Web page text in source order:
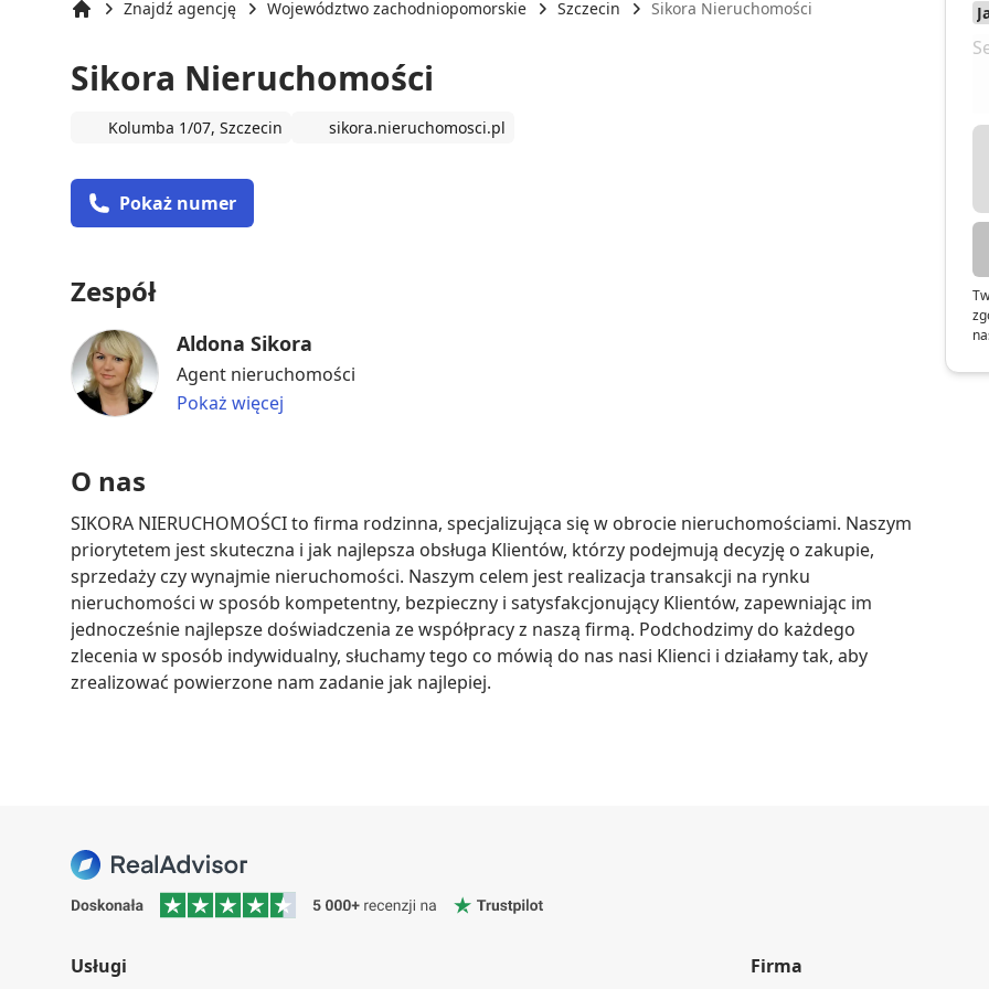
Znajdź agencję Województwo zachodniopomorskie Szczecin Sikora Nieruchomości
Sikora Nieruchomości
Kolumba 1/07, Szczecin sikora.nieruchomosci.pl
Pokaż numer
Zespół
Aldona Sikora
Agent nieruchomości
Pokaż więcej
O nas
SIKORA NIERUCHOMOŚCI to firma rodzinna, specjalizująca się w obrocie nieruchomościami. Naszym
priorytetem jest skuteczna i jak najlepsza obsługa Klientów, którzy podejmują decyzję o zakupie,
sprzedaży czy wynajmie nieruchomości. Naszym celem jest realizacja transakcji na rynku
nieruchomości w sposób kompetentny, bezpieczny i satysfakcjonujący Klientów, zapewniając im
jednocześnie najlepsze doświadczenia ze współpracy z naszą firmą. Podchodzimy do każdego
zlecenia w sposób indywidualny, słuchamy tego co mówią do nas nasi Klienci i działamy tak, aby
zrealizować powierzone nam zadanie jak najlepiej.
Usługi Firma